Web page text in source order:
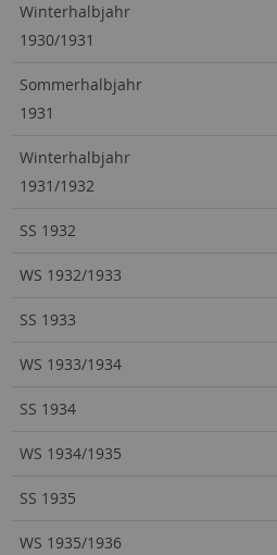
Winterhalbjahr
1930/1931
Sommerhalbjahr
1931
Winterhalbjahr
1931/1932
SS 1932
WS 1932/1933
SS 1933
WS 1933/1934
SS 1934
WS 1934/1935
SS 1935
WS 1935/1936